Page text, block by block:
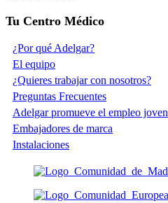
Tu Centro Médico
¿Por qué Adelgar?
El equipo
¿Quieres trabajar con nosotros?
Preguntas Frecuentes
Adelgar promueve el empleo joven
Embajadores de marca
Instalaciones